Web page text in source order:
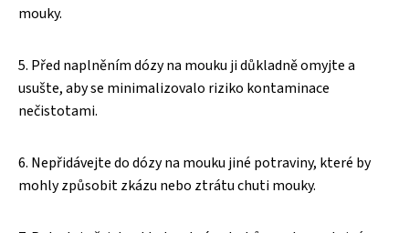
mouky.
5. Před naplněním dózy na mouku ji důkladně omyjte a
usušte, aby se minimalizovalo riziko kontaminace
nečistotami.
6. Nepřidávejte do dózy na mouku jiné potraviny, které by
mohly způsobit zkázu nebo ztrátu chuti mouky.